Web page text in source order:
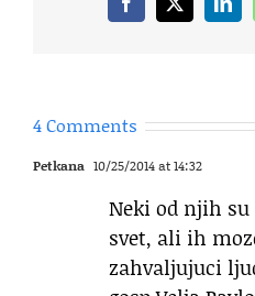
Facebook
X
4 Comments
Petkana 10/25/2014 at 14:32
Neki od njih
svet, ali ih
zahvaljujuci